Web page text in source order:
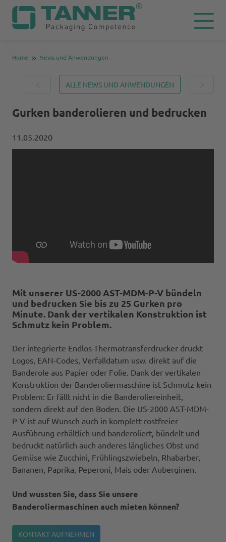
Home News und Anwendungen
ALLE NEWS UND ANWENDUNGEN
Gurken banderolieren und bedrucken
11.05.2020
Mit unserer US-2000 AST-MDM-P-V bündeln
und bedrucken Sie bis zu 25 Gurken pro
Minute. Dank der vertikalen Konstruktion ist
Schmutz kein Problem.
Der integrierte Endlos-Thermotransferdrucker druckt
Logos, EAN-Codes, Verfalldatum usw. direkt auf die
Banderole aus Papier oder Folie. Dank der vertikalen
Konstruktion der Banderoliermaschine ist Schmutz kein
Problem: Er fällt nicht in die Banderoliereinheit,
sondern direkt auf den Boden. Die US-2000 AST-MDM-
P-V ist auf Wunsch auch in komplett rostfreier
Ausführung erhältlich und banderoliert, bündelt und
bedruckt natürlich auch anderes längliches Obst und
Gemüse wie Zucchini, Frühlingszwiebeln, Rhabarber,
Bananen, Paprika, Peperoni, Mais oder Auberginen.
Und wussten Sie, dass Sie unsere
Banderoliermaschinen auch mieten können?
KONTAKT AUFNEHMEN